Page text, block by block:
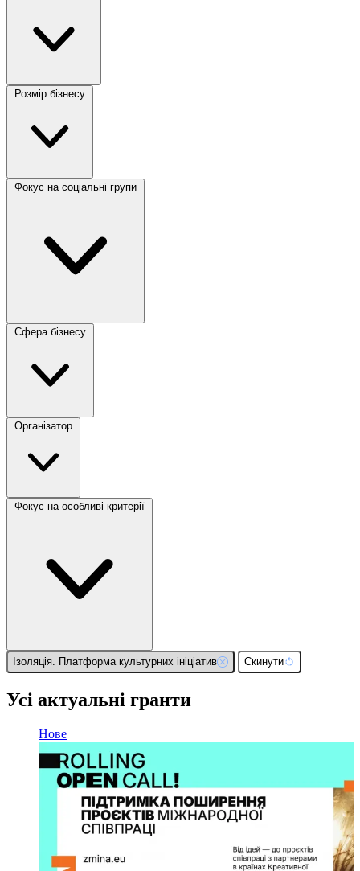
Розмір бізнесу
Фокус на соціальні групи
Сфера бізнесу
Організатор
Фокус на особливі критерії
Ізоляція. Платформа культурних ініціатив Скинути
Усі актуальні гранти
Нове